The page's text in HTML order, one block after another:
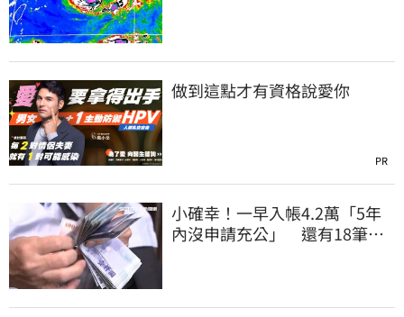
做到這點才有資格說愛你
PR
小確幸！一早入帳4.2萬「5年
內沒申請充公」 還有18筆錢